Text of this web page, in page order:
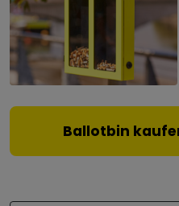
Ballotbin